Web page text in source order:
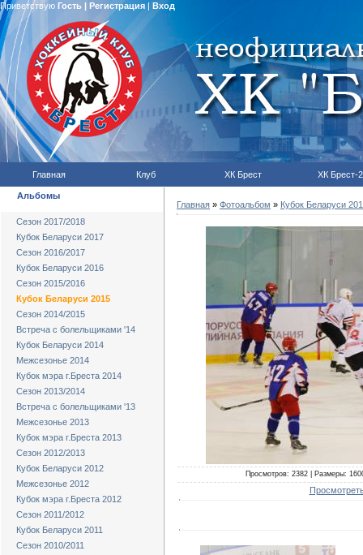
Приветствую Гость | Регистрация| Вход
Главная Клуб ХК Брест ХК Брест-2
Альбомы
Сезон 2017/2018
Кубок Беларуси 2017
Сезон 2016/2017
Кубок Беларуси 2016
Сезон 2015/2016
Кубок Беларуси 2015
Сезон 2014/2015
Встреча с болельщиками '14
Кубок Беларуси 2014
Межсезонье 2014
Кубок мэра г.Бреста 2014
Сезон 2013/2014
Встреча с болельщиками '13
Межсезонье 2013
Кубок мэра г.Бреста 2013
Сезон 2012/2013
Кубок Беларуси 2012
Межсезонье 2012
Кубок мэра г.Бреста 2012
Сезон 2011/2012
Кубок Беларуси 2011
Сезон 2010/2011
Главная » Фотоальбом » Кубок Беларуси
Просмотров: 2382 | Размеры: